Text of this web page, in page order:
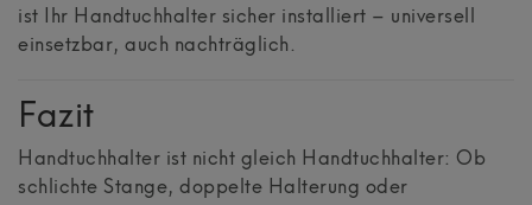
ist Ihr Handtuchhalter sicher installiert – universell
einsetzbar, auch nachträglich.
Fazit
Handtuchhalter ist nicht gleich Handtuchhalter: Ob
schlichte Stange, doppelte Halterung oder